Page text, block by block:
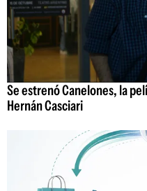
Se estrenó Canelones, la
Hernán Casciari